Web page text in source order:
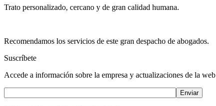
Trato personalizado, cercano y de gran calidad humana.
Recomendamos los servicios de este gran despacho de abogados.
Suscríbete
Accede a información sobre la empresa y actualizaciones de la web